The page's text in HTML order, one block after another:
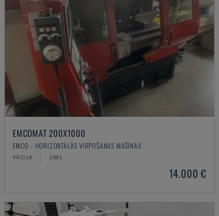
EMCOMAT 200X1000
EMCO - HORIZONTĀLĀS VIRPOŠANAS MAŠĪNAS
VĀCIJA 2001
14.000 €